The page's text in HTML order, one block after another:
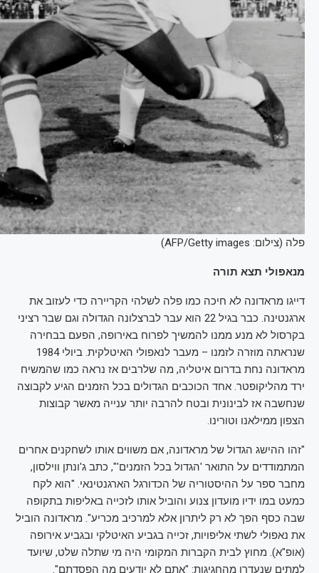
פלה (צילום: AFP/Getty images)
מנאפולי תצא תורה
דייגו מראדונה לא חיכה כמו פלה לשלהי הקריירה כדי לעזוב את
ארגנטינה. כבר בגיל 22 הוא עבר לברצלונה הגדולה וגם שבר רציני
בקרסול לא מנע ממנו להמשיך לפרוח באירופה, הפעם בבחירה
שנראתה מוזרה לזמנו – מעבר לנאפולי האיטלקית. ביולי 1984
מראדונה נחת בדרום איטליה, מה שלרבים אז נראה כמו שהמשיח
ירד מהליקופטר. אחד הכוכבים הגדולים בכל הזמנים הגיע לקבוצה
שנחשבה אז לבינונית ובטח להרבה יותר ענייה מאשר קבוצות
הצפון ממילאנו וטורינו.
"זהו ההישג הגדול של מראדונה, אם משווים אותו לשחקנים אחרים
המתמודדים על התואר 'הגדול בכל הזמנים'", כתב ג'ונתן ווילסון,
מחבר ספר על ההיסטוריה של הכדורגל הארגנטינאי. "הוא לקח
כמעט במו ידיו מועדון צנוע והוביל אותו לזכייה באליפות בתקופה
שבה כסף הפך לא רק ליתרון אלא למרכיב מכריע". מראדונה הוביל
את נאפולי לשתי אליפויות, זכייה בגביע האיטלקי ובגביע אירופה
(אופ"א). מחוץ לבית הקברות המקומי היה מי שתלה שלט, שיועד
למתים שנעדרו מהחגיגות: "אתם לא יודעים מה הפסדתם".